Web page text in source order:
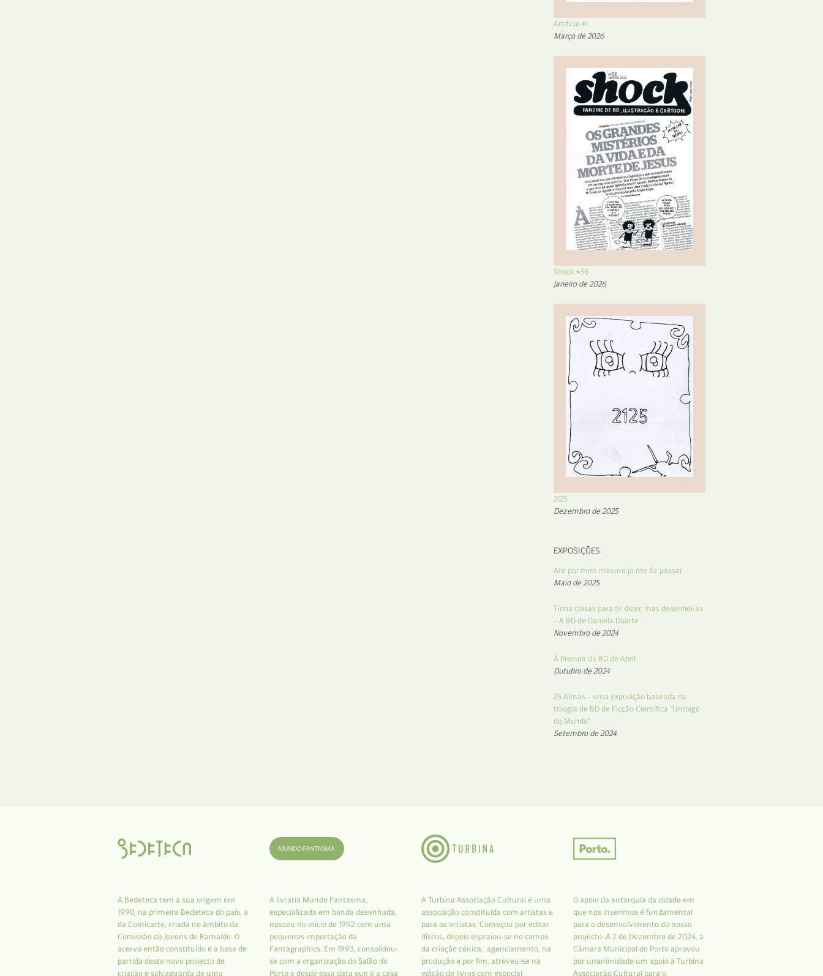
Artifício #1
Março de 2026
Shock #36
Janeiro de 2026
2125
Dezembro de 2025
EXPOSIÇÕES
Até por mim mesmo já me fiz passar
Maio de 2025
Tinha coisas para te dizer, mas desenhei-as
– A BD de Daniela Duarte
Novembro de 2024
À Procura da BD de Abril
Outubro de 2024
25 Almas – uma exposição baseada na
trilogia de BD de Ficção Científica “Umbigo
do Mundo”
Setembro de 2024
A Bedeteca tem a sua origem em
1990, na primeira Bedeteca do país, a
da Comicarte, criada no âmbito da
Comissão de Jovens de Ramalde. O
acervo então constituído é a base de
partida deste novo projecto de
criação e salvaguarda de uma
A livraria Mundo Fantasma,
especializada em banda desenhada,
nasceu no início de 1992 com uma
pequenas importação da
Fantagraphics. Em 1993, consolidou-
se com a organização do Salão do
Porto e desde essa data que é a casa
A Turbina Associação Cultural é uma
associação constituída com artistas e
para os artistas. Começou por editar
discos, depois espraiou-se no campo
da criação cénica, agenciamento, na
produção e por fim, atreveu-se na
edição de livros com especial
O apoio da autarquia da cidade em
que nos inserimos é fundamental
para o desenvolvimento do nosso
projecto: A 2 de Dezembro de 2024, a
Câmara Municipal do Porto aprovou
por unanimidade um apoio à Turbina
Associação Cultural para o